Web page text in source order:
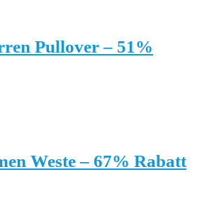
Pullover – 51%
Weste – 67% Rabatt